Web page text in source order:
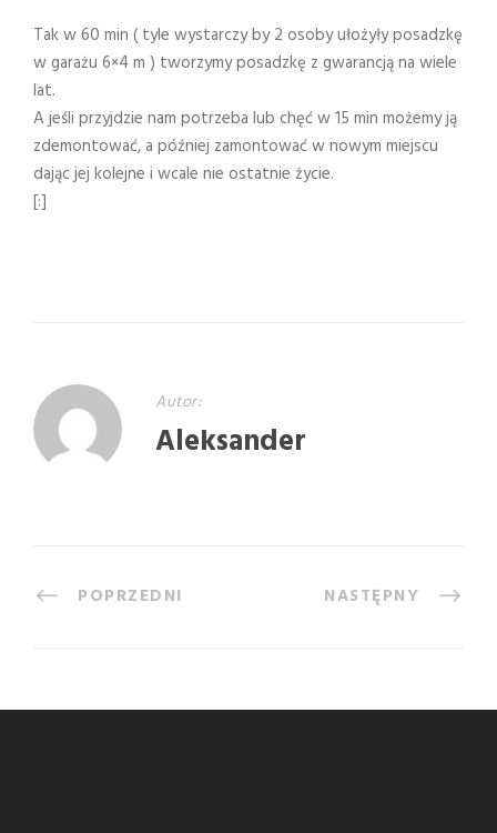
Tak w 60 min ( tyle wystarczy by 2 osoby ułożyły posadzkę
w garażu 6×4 m ) tworzymy posadzkę z gwarancją na wiele
lat.
A jeśli przyjdzie nam potrzeba lub chęć w 15 min możemy ją
zdemontować, a później zamontować w nowym miejscu
dając jej kolejne i wcale nie ostatnie życie.
[:]
Autor:
Aleksander
POPRZEDNI NASTĘPNY